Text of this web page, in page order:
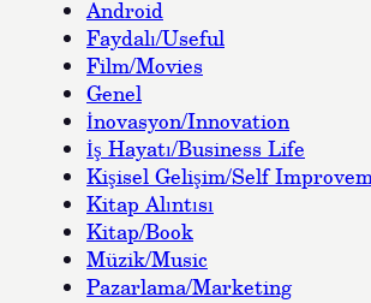
Android
Faydalı/Useful
Film/Movies
Genel
İnovasyon/Innovation
İş Hayatı/Business Life
Kişisel Gelişim/Self
Kitap Alıntısı
Kitap/Book
Müzik/Music
Pazarlama/Marketing